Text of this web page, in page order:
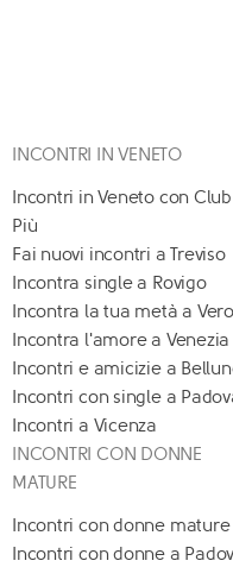
INCONTRI IN VENETO
Incontri in Veneto con
Più
Fai nuovi incontri a Treviso
Incontra single a Rovigo
Incontra la tua metà a
Incontra l'amore a Venezia
Incontri e amicizie a
Incontri con single a
Incontri a Vicenza
INCONTRI CON DONNE
MATURE
Incontri con donne mature
Incontri con donne a